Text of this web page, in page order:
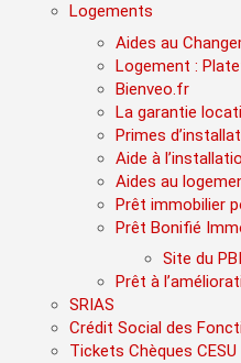
Logements
Aides au
Logement :
Bienveo.fr
La garantie
Primes
Aide à
Aides au
Prêt immobilier
Prêt Bonifié
Site du
Prêt à
SRIAS
Crédit Social des
Tickets Chèques